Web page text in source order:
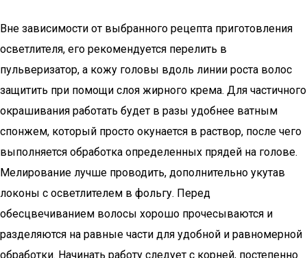
Вне зависимости от выбранного рецепта приготовления
осветлителя, его рекомендуется перелить в
пульверизатор, а кожу головы вдоль линии роста волос
защитить при помощи слоя жирного крема. Для частичного
окрашивания работать будет в разы удобнее ватным
спонжем, который просто окунается в раствор, после чего
выполняется обработка определенных прядей на голове.
Мелирование лучше проводить, дополнительно укутав
локоны с осветлителем в фольгу. Перед
обесцвечиванием волосы хорошо прочесываются и
разделяются на равные части для удобной и равномерной
обработки. Начинать работу следует с корней, постепенно